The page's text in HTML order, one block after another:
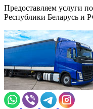
Предоставляем услуги
Республики Беларусь и